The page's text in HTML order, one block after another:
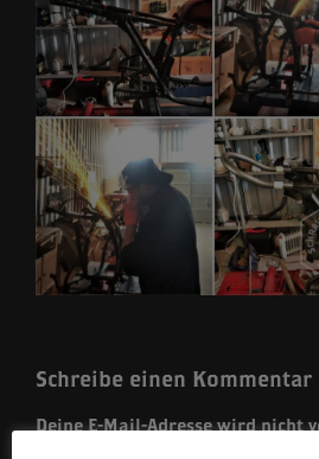
Schreibe einen Kommentar
Deine E-Mail-Adresse wird nicht